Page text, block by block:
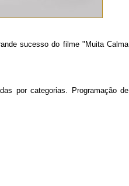
sucesso do filme "Muita Calma
por categorias. Programação de